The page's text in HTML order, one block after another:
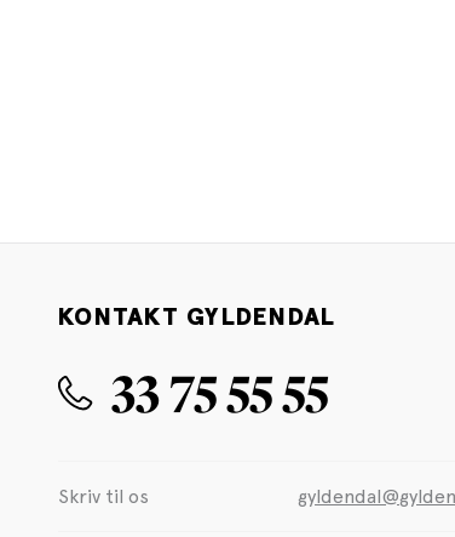
KONTAKT GYLDENDAL
33 75 55 55
Skriv til os